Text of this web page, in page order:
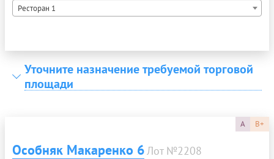
Ресторан 1
Уточните назначение требуемой торговой
площади
A B+
Особняк Макаренко 6 Лот №2208